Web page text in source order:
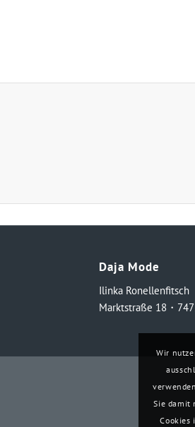
Daja Mode
Ilinka Ronellenfitsch
Marktstraße 18・
Wir
Sie damit
Cookies